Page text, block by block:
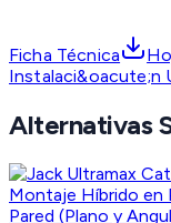
Ficha Técnica
Instalaci&oacute;n
Alternativas